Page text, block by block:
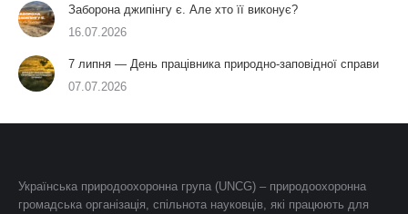
Заборона джипінгу є. Але хто її виконує?
16.07.2026
7 липня — День працівника природно-заповідної справи
07.07.2026
Українська природоохоронна група (UNCG) – природоохоронна
громадська організація, спільнота науковців, які працюють для